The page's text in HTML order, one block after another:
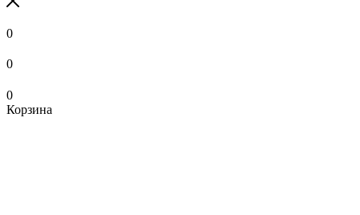
0
0
0
Корзина